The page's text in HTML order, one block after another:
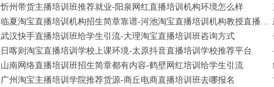
忻州带货主播培训班推荐就业-阳泉网红直播培训机构环境怎么样
临夏淘宝直播培训机构招生简章靠谱-河池淘宝直播培训机构教授直播间布置
武汉快手直播培训班给学生引流-大理淘宝直播培训班咨询方式
日喀则淘宝直播培训学校上课环境-太原抖音直播培训学校推荐平台
山南网络直播培训班招生简章都有内容-鹤壁网红培训给学生引流
广州淘宝主播培训学院推荐货源-商丘电商直播培训班去哪报名